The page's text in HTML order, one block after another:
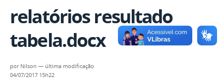
relatórios resultado
tabela.docx
por Nilson — última modificação
04/07/2017 15h22